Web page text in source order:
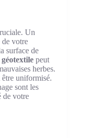
Un
de votre
surface de
peut
herbes.
uniformisé.
sont les
de votre